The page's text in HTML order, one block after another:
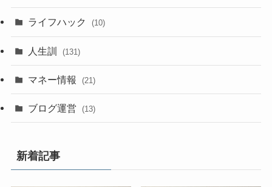
ライフハック (10)
人生訓 (131)
マネー情報 (21)
ブログ運営 (13)
新着記事